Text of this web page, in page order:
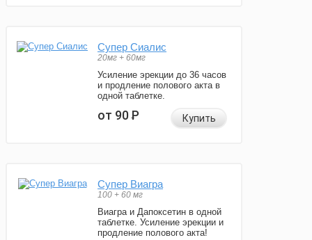
Супер Сиалис
20мг + 60мг
Усиление эрекции до 36 часов
и продление полового акта в
одной таблетке.
от 90Р Купить
Супер Виагра
100 + 60 мг
Виагра и Дапоксетин в одной
таблетке. Усиление эрекции и
продление полового акта!